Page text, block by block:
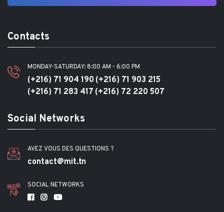
Contacts
MONDAY-SATURDAY: 8:00 AM - 6:00 PM
(+216) 71 904 190 (+216) 71 903 215
(+216) 71 283 417 (+216) 72 220 507
Social Networks
AVEZ VOUS DES QUESTIONS ?
contact@mit.tn
SOCIAL NETWORKS